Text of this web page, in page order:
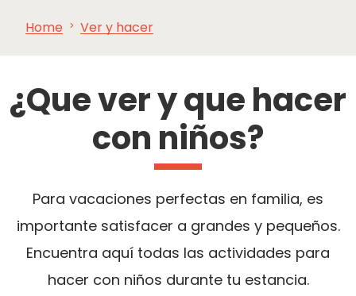
Home Ver y hacer
¿Que ver y que hacer
con niños?
Para vacaciones perfectas en familia, es
importante satisfacer a grandes y pequeños.
Encuentra aquí todas las actividades para
hacer con niños durante tu estancia.